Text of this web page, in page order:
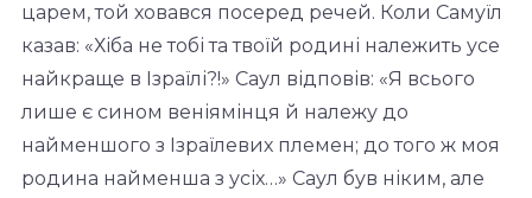
царем, той ховався посеред речей. Коли Самуїл
казав: «Хіба не тобі та твоїй родині належить усе
найкраще в Ізраїлі?!» Саул відповів: «Я всього
лише є сином веніямінця й належу до
найменшого з Ізраїлевих племен; до того ж моя
родина найменша з усіх…» Саул був ніким, але